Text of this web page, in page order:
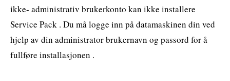
ikke- administrativ brukerkonto kan ikke installere
Service Pack . Du må logge inn på datamaskinen din ved
hjelp av din administrator brukernavn og passord for å
fullføre installasjonen .